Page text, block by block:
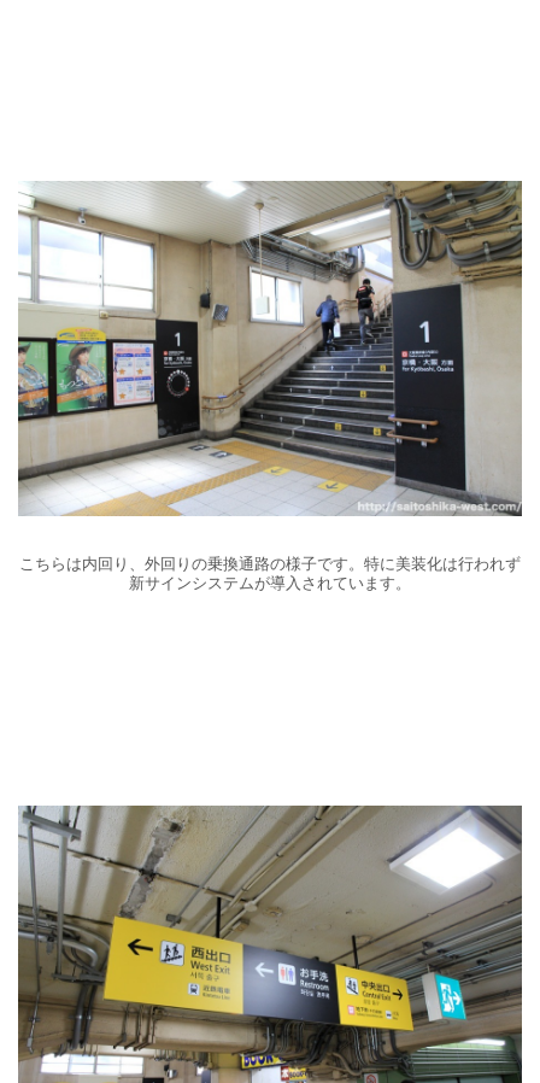
こちらは内回り、外回りの乗換通路の様子です。特に美装化は行われず
新サインシステムが導入されています。